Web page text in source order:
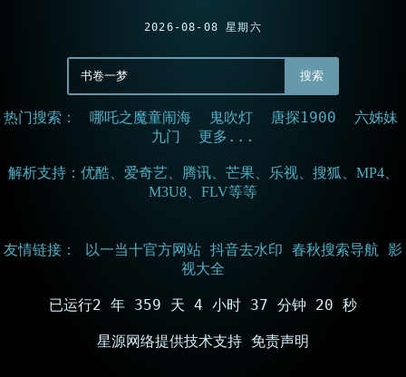
2026-08-08 星期六
热门搜索： 哪吒之魔童闹海 鬼吹灯 唐探1900
六姊妹
九门
更多...
解析支持：优酷、爱奇艺、腾讯、芒果、乐视、搜狐、MP4、
M3U8、FLV等等
友情链接： 以一当十官方网站 抖音去水印 春秋搜索导航 影
视大全
已运行2 年 359 天 4 小时 37 分钟 20 秒
星源网络提供技术支持 免责声明